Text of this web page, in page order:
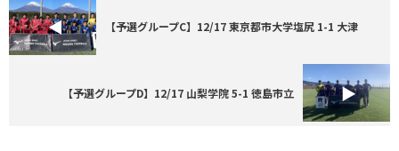
【予選グループC】12/17 東京都市大学塩尻 1-1 大津
【予選グループD】12/17 ⼭梨学院 5-1 徳島市立